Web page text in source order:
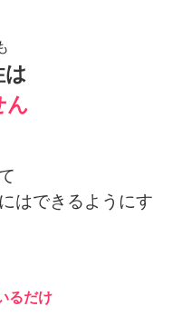
ん
はできるようにす
るだけ